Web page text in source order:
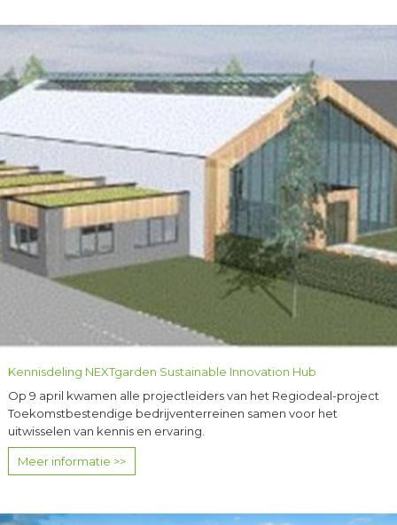
Kennisdeling NEXTgarden Sustainable Innovation Hub
Op 9 april kwamen alle projectleiders van het Regiodeal-project
Toekomstbestendige bedrijventerreinen samen voor het
uitwisselen van kennis en ervaring.
Meer informatie >>